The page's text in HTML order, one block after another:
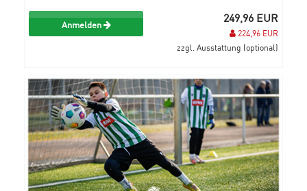
Anmelden 249,96 EUR
224,96 EUR
zzgl. Ausstattung (optional)